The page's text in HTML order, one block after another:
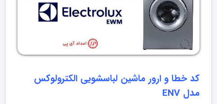
کد خطا و ارور ماشین لباسشویی الکترولوکس
مدل ENV